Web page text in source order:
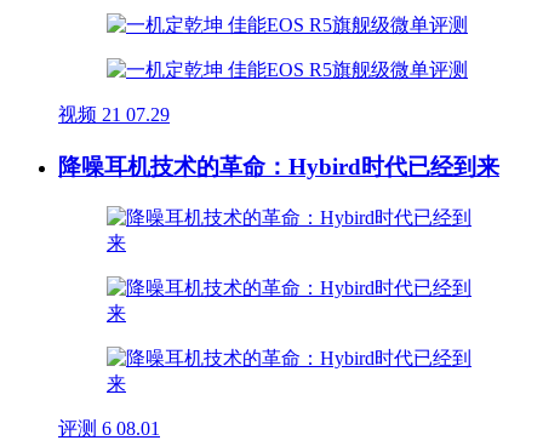
视频 21 07.29
降噪耳机技术的革命：Hybird时代已经到来
评测 6 08.01